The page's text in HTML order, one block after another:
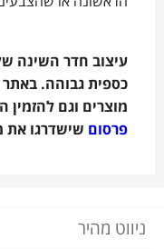
עיצוב חדר השינה
כספית גבוהה. באתר
מוצרים וגם
פרסום שישדרגו
ניווט מהיר